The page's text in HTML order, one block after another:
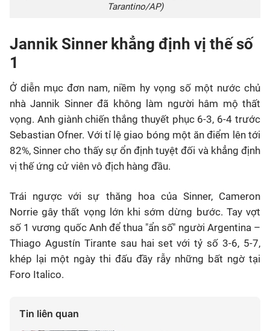
Tarantino/AP)
Jannik Sinner khẳng định vị thế số
1
Ở diễn mục đơn nam, niềm hy vọng số một nước chủ
nhà Jannik Sinner đã không làm người hâm mộ thất
vọng. Anh giành chiến thắng thuyết phục 6-3, 6-4 trước
Sebastian Ofner. Với tỉ lệ giao bóng một ăn điểm lên tới
82%, Sinner cho thấy sự ổn định tuyệt đối và khẳng định
vị thế ứng cử viên vô địch hàng đầu.
Trái ngược với sự thăng hoa của Sinner, Cameron
Norrie gây thất vọng lớn khi sớm dừng bước. Tay vợt
số 1 vương quốc Anh để thua "ẩn số" người Argentina –
Thiago Agustín Tirante sau hai set với tỷ số 3-6, 5-7,
khép lại một ngày thi đấu đầy rẫy những bất ngờ tại
Foro Italico.
Tin liên quan